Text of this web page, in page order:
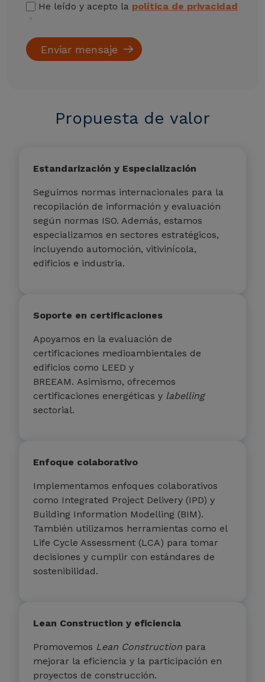
He leído y acepto la política de privacidad
Propuesta de valor
Estandarización y Especialización
Seguimos normas internacionales para la
recopilación de información y evaluación
según normas ISO. Además, estamos
especializamos en sectores estratégicos,
incluyendo automoción, vitivinícola,
edificios e industria.
Soporte en certificaciones
Apoyamos en la evaluación de
certificaciones medioambientales de
edificios como LEED y
BREEAM. Asimismo, ofrecemos
certificaciones energéticas y labelling
sectorial.
Enfoque colaborativo
Implementamos enfoques colaborativos
como Integrated Project Delivery (IPD) y
Building Information Modelling (BIM).
También utilizamos herramientas como el
Life Cycle Assessment (LCA) para tomar
decisiones y cumplir con estándares de
sostenibilidad.
Lean Construction y eficiencia
Promovemos Lean Construction para
mejorar la eficiencia y la participación en
proyectos de construcción.